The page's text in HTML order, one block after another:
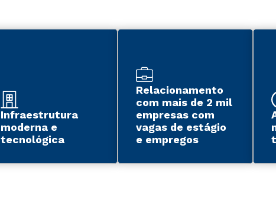
Infraestrutura
moderna e
tecnológica
Relacionamento
com mais de 2 mil
empresas com
vagas de estágio
e empregos